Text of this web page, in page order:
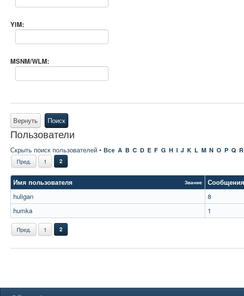
YIM:
MSNM/WLM:
Вернуть Поиск
Пользователи
Скрыть поиск пользователей • Все A B C D E F G H I J K L M N O P Q R
Пред. 1 2
Имя пользователя Звание Сообщения
huligan
8
humka
1
Пред. 1 2